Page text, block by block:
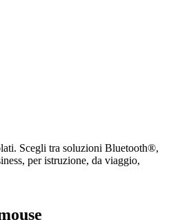
Scegli tra soluzioni Bluetooth®,
per istruzione, da viaggio,